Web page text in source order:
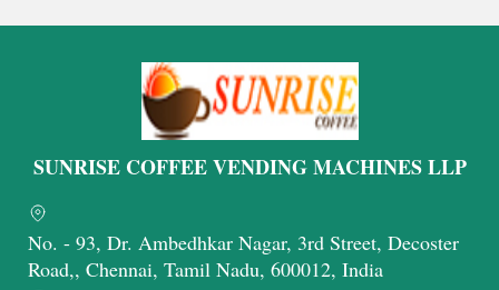
SUNRISE COFFEE VENDING MACHINES LLP
No. - 93, Dr. Ambedhkar Nagar, 3rd Street, Decoster
Road,, Chennai, Tamil Nadu, 600012, India